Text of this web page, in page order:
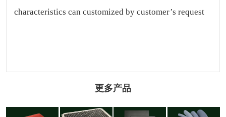
characteristics can customized by customer’s request
更多产品